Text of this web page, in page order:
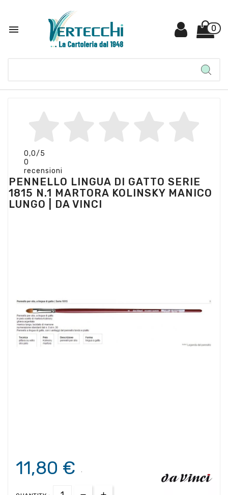
 0
0,0/5
0
recensioni
PENNELLO LINGUA DI GATTO SERIE
1815 N.1 MARTORA KOLINSKY MANICO
LUNGO | DA VINCI
11,80 € .